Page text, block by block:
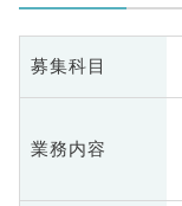
募集科目
業務内容